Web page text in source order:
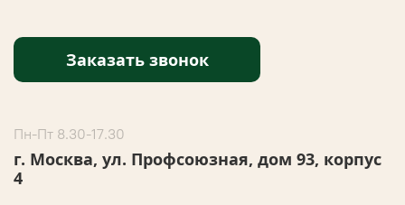
Заказать звонок
Пн-Пт 8.30-17.30
г. Москва, ул. Профсоюзная, дом 93, корпус
4